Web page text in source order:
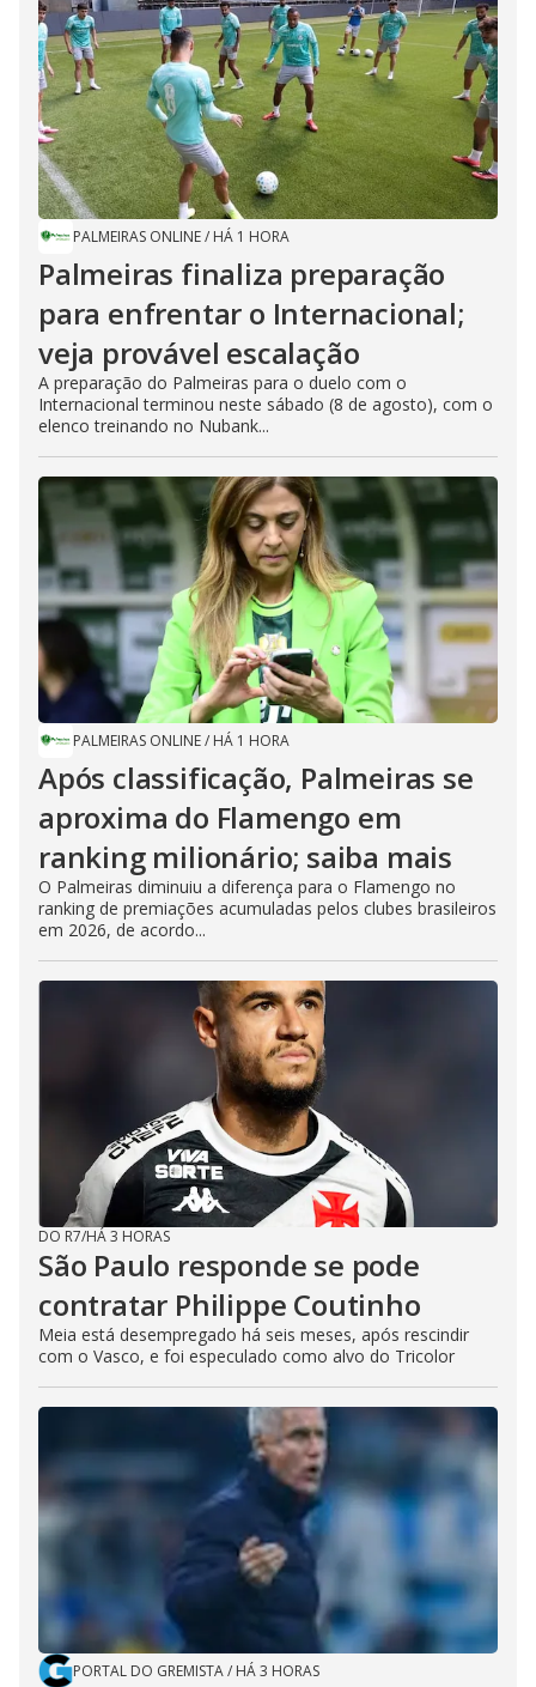
PALMEIRAS ONLINE/ HÁ 1 HORA
Palmeiras finaliza preparação
para enfrentar o Internacional;
veja provável escalação
A preparação do Palmeiras para o duelo com o
Internacional terminou neste sábado (8 de agosto), com o
elenco treinando no Nubank...
PALMEIRAS ONLINE/ HÁ 1 HORA
Após classificação, Palmeiras se
aproxima do Flamengo em
ranking milionário; saiba mais
O Palmeiras diminuiu a diferença para o Flamengo no
ranking de premiações acumuladas pelos clubes brasileiros
em 2026, de acordo...
DO R7/HÁ 3 HORAS
São Paulo responde se pode
contratar Philippe Coutinho
Meia está desempregado há seis meses, após rescindir
com o Vasco, e foi especulado como alvo do Tricolor
PORTAL DO GREMISTA/ HÁ 3 HORAS